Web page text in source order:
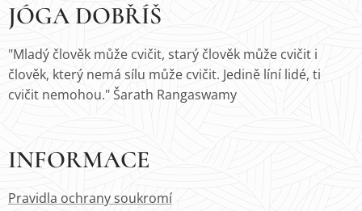
JÓGA DOBŘÍŠ
"Mladý člověk může cvičit, starý člověk může cvičit i
člověk, který nemá sílu může cvičit. Jedině líní lidé, ti
cvičit nemohou." Šarath Rangaswamy
INFORMACE
Pravidla ochrany soukromí